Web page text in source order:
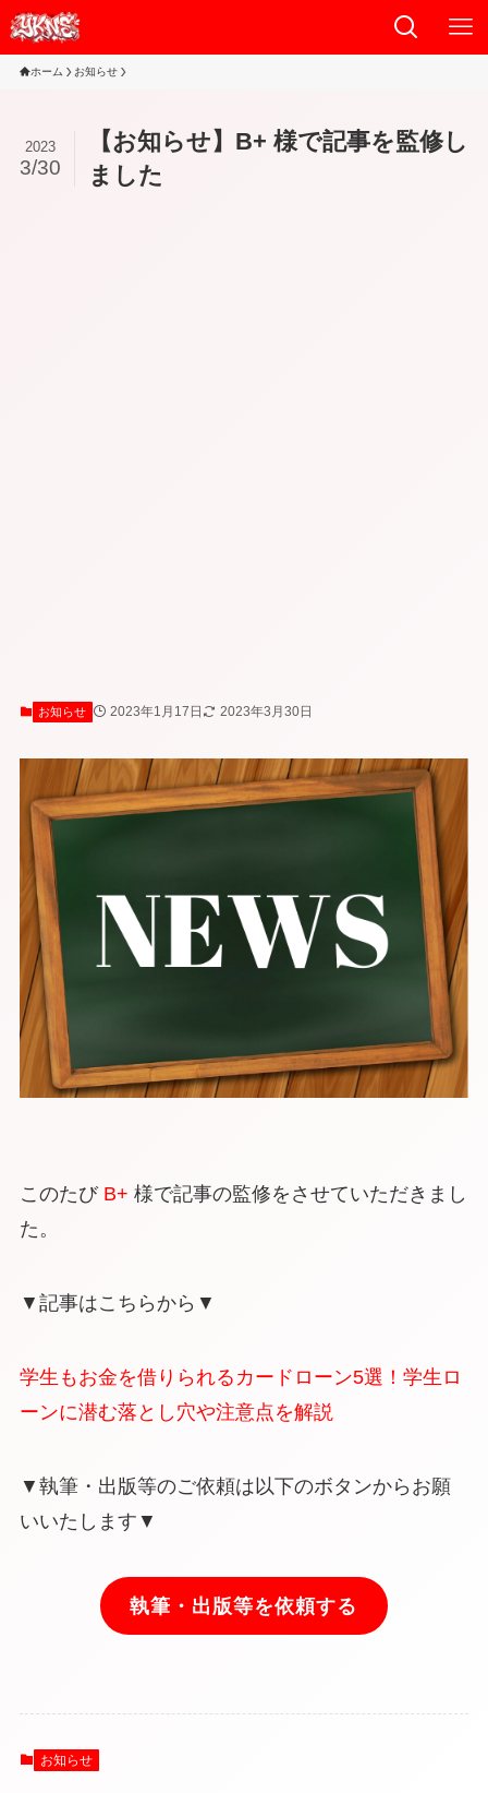
ホーム お知らせ
【お知らせ】B+ 様で記事を監修し
ました
2023
3/30
お知らせ 2023年1月17日 2023年3月30日
このたび B+ 様で記事の監修をさせていただきまし
た。
▼記事はこちらから▼
学生もお金を借りられるカードローン5選！学生ロ
ーンに潜む落とし穴や注意点を解説
▼執筆・出版等のご依頼は以下のボタンからお願
いいたします▼
執筆・出版等を依頼する
お知らせ